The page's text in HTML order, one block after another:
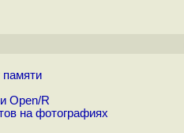
памяти
Open/R
на фотографиях